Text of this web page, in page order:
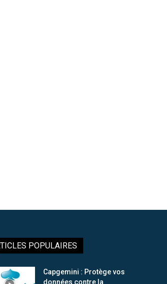
POPULAIRES
Capgemini : Protège vos
données contre la